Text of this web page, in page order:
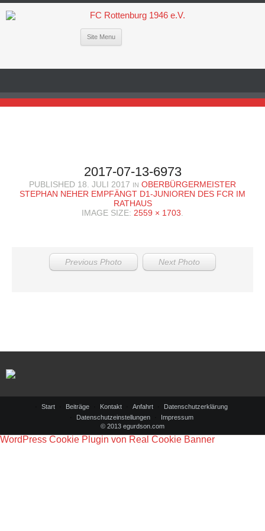
Site Menu
2017-07-13-6973
PUBLISHED 18. JULI 2017 IN OBERBÜRGERMEISTER
STEPHAN NEHER EMPFÄNGT D1-JUNIOREN DES FCR IM
RATHAUS
IMAGE SIZE: 2559 × 1703
Previous Photo Next Photo
Start Beiträge Kontakt Anfahrt
Datenschutzerklärung
Datenschutzeinstellungen
Impressum
© 2013 egurdson.com
WordPress Cookie Plugin von Real Cookie Banner